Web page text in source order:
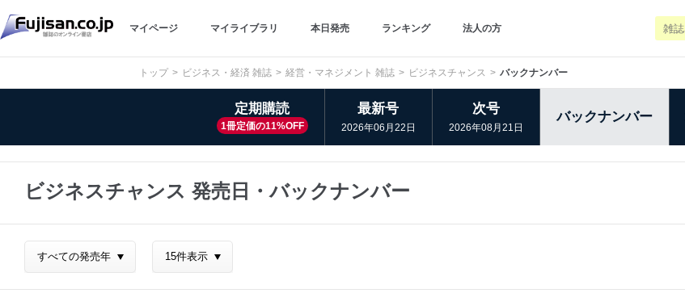
マイページ マイライブラリ 本日発売 ランキング 法人の方
トップ ビジネス・経済 雑誌 経営・マネジメント 雑誌 ビジネスチャンス バックナンバー
定期購読
1冊定価の11%OFF
最新号
2026年06月22日
次号
2026年08月21日
バックナンバー
ビジネスチャンス 発売日・バックナンバー